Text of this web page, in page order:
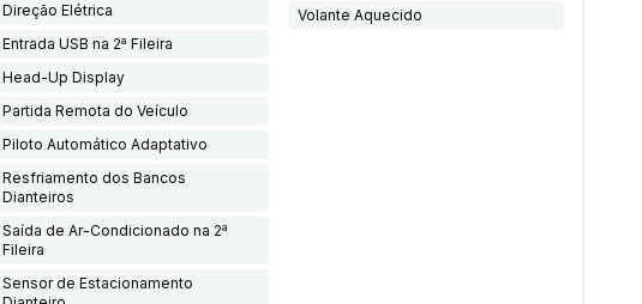
Direção Elétrica
Entrada USB na 2ª Fileira
Head-Up Display
Partida Remota do Veículo
Piloto Automático Adaptativo
Resfriamento dos Bancos
Dianteiros
Saída de Ar-Condicionado na 2ª
Fileira
Sensor de Estacionamento
Volante Aquecido